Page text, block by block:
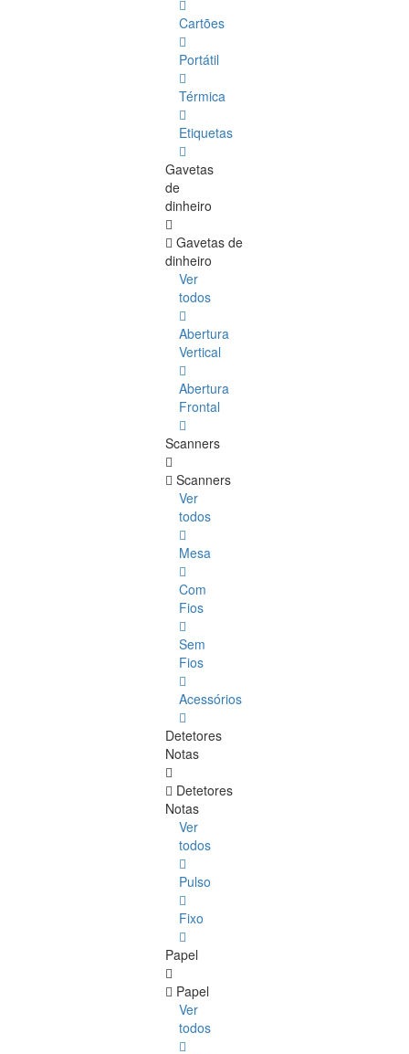
Cartões
Portátil
Térmica
Etiquetas
Gavetas
de
dinheiro
Gavetas de
dinheiro
Ver
todos
Abertura
Vertical
Abertura
Frontal
Scanners
Scanners
Ver
todos
Mesa
Com
Fios
Sem
Fios
Acessórios
Detetores
Notas
Detetores
Notas
Ver
todos
Pulso
Fixo
Papel
Papel
Ver
todos